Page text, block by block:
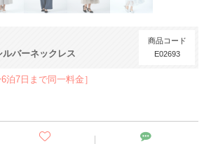
ルバーネックレス
商品コード
E02693
6泊7日まで同一料金］